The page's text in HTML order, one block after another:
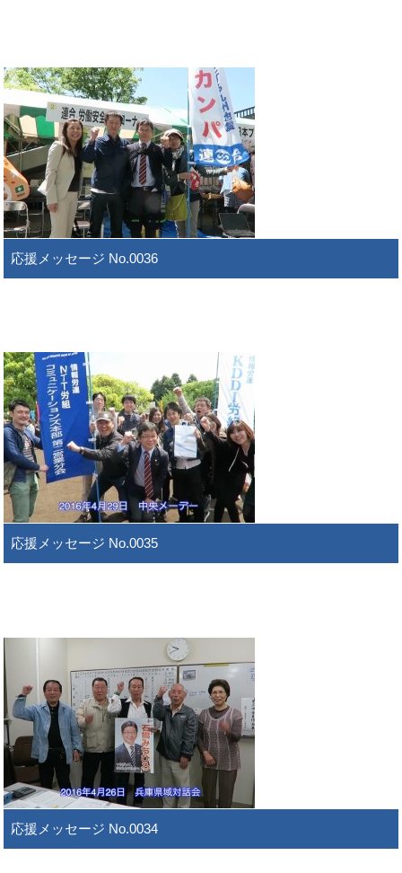
応援メッセージ No.0036
応援メッセージ No.0035
応援メッセージ No.0034